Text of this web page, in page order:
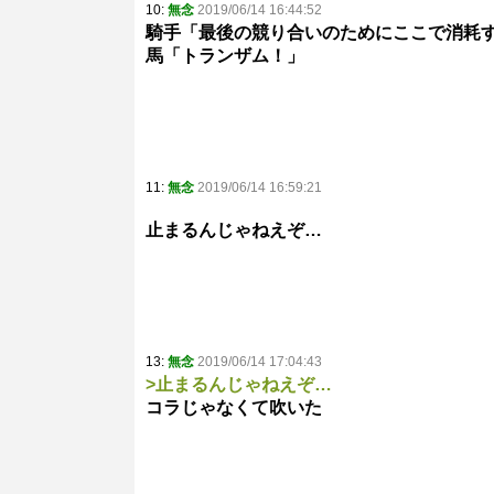
10: 無念 2019/06/14 16:44:52
騎手「最後の競り合いのためにここで消耗
馬「トランザム！」
11: 無念 2019/06/14 16:59:21
止まるんじゃねえぞ…
13: 無念 2019/06/14 17:04:43
>止まるんじゃねえぞ…
コラじゃなくて吹いた